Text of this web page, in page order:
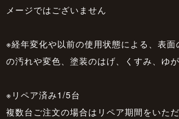
メージではございません
※経年変化や以前の使用状態による、表面
の汚れや変色、塗装のはげ、くすみ、ゆ
※リペア済み1/5台
複数台ご注文の場合はリペア期間をいた